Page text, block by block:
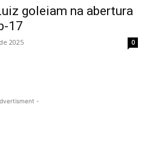
goleiam na abertura
17
2025 0
-